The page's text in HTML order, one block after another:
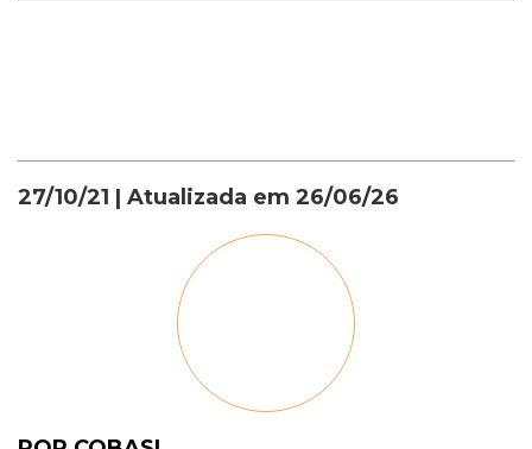
27/10/21 | Atualizada em 26/06/26